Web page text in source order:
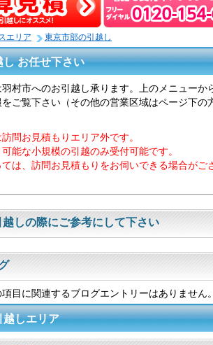
エリア 東京市部の引越し
お任せ下さい
村市へのお引越し承ります。上のメニューか
ご覧下さい（その他の営業区域はページ下の
問お見積もりエリア外です。
能な小規模の引越のみ受付可能です。
ては、訪問お見積もりをお伺いできる場合がご
しの際にご参考にして下さい
目に関連するブログエントリーはありません
越しエリア